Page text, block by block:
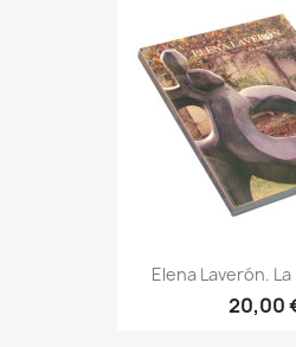
Elena Laverón.
20,00